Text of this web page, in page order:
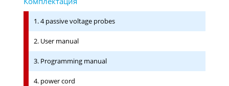
1. 4 passive voltage probes
2. User manual
3. Programming manual
4. power cord